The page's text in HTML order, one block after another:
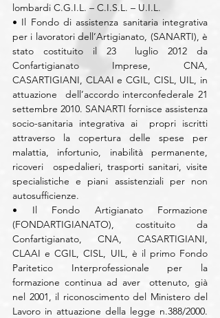
lombardi C.G.I.L. – C.I.S.L. – U.I.L.
• Il Fondo di assistenza sanitaria integrativa
per i lavoratori dell’Artigianato, (SANARTI), è
stato costituito il 23  luglio 2012 da
Confartigianato Imprese, CNA,
CASARTIGIANI, CLAAI e CGIL, CISL, UIL, in
attuazione  dell’accordo interconfederale 21
settembre 2010. SANARTI fornisce assistenza
socio-sanitaria integrativa ai  propri iscritti
attraverso la copertura delle spese per
malattia, infortunio, inabilità permanente,
ricoveri  ospedalieri, trasporti sanitari, visite
specialistiche e piani assistenziali per non
autosufficienze.
• Il Fondo Artigianato Formazione
(FONDARTIGIANATO), costituito da
Confartigianato, CNA, CASARTIGIANI,
CLAAI e CGIL, CISL, UIL, è il primo Fondo
Paritetico Interprofessionale per la
formazione continua ad aver  ottenuto, già
nel 2001, il riconoscimento del Ministero del
Lavoro in attuazione della legge n.388/2000.